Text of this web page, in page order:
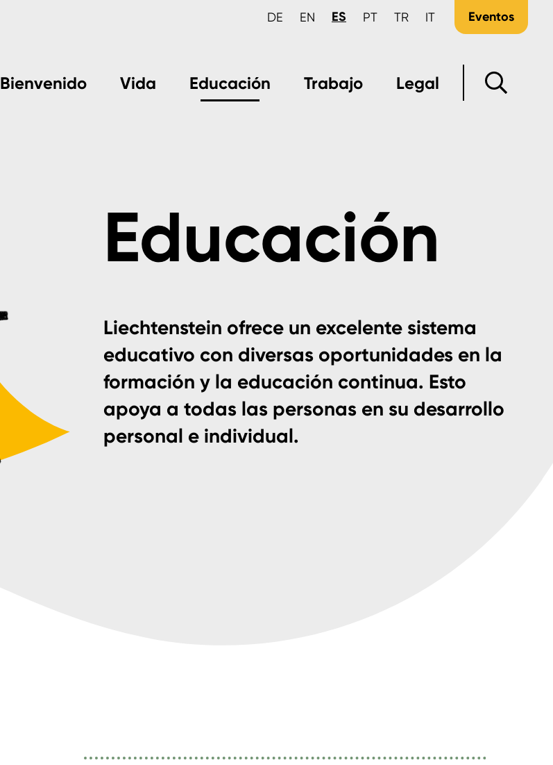
DE EN ES PT TR IT Eventos
Bienvenido Vida Educación Trabajo Legal
Educación
Liechtenstein ofrece un excelente sistema
educativo con diversas oportunidades en la
formación y la educación continua. Esto
apoya a todas las personas en su desarrollo
personal e individual.